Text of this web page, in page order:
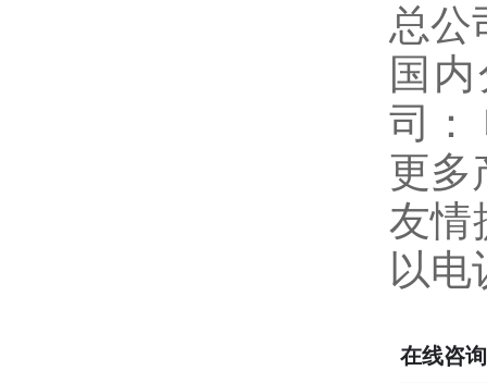
总公
国
司：
更多
友情
以电
在线咨询